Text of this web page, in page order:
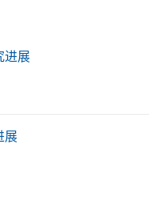
进展
展